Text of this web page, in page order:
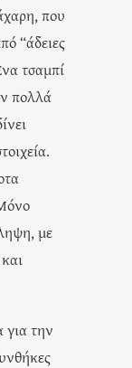
που
“άδειες
τσαμπί
πολλά
με
για την